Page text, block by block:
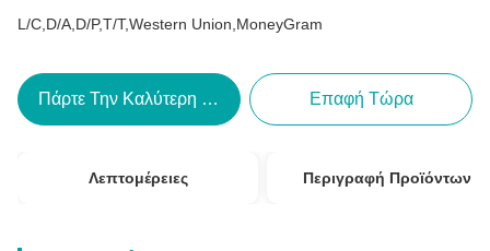
L/C,D/A,D/P,T/T,Western Union,MoneyGram
Πάρτε Την Καλύτερη Τιμή Επαφή Τώρα
Λεπτομέρειες Περιγραφή Προϊόντων